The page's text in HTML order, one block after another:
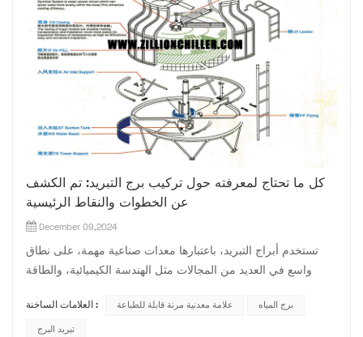
كل ما تحتاج لمعرفته حول تركيب برج التبريد: تم الكشف
عن الخطوات والنقاط الرئيسية
December 09,2024
تستخدم أبراج التبريد، باعتبارها معدات صناعية مهمة، على نطاق
واسع في العديد من المجالات مثل الهندسة الكيميائية، والطاقة
التبريد دورًا حاسمًا في ضمان أدائها وعمر الخدمة. في هذه التدوينة،
سنشرح بالتفصيل خطوات التثبيت والنقاط الرئيسية لأبراج التبريد.
العلامات الساخنة : علامة معدنية مرنة قابلة للطباعة برج المياه
تبريد البرج